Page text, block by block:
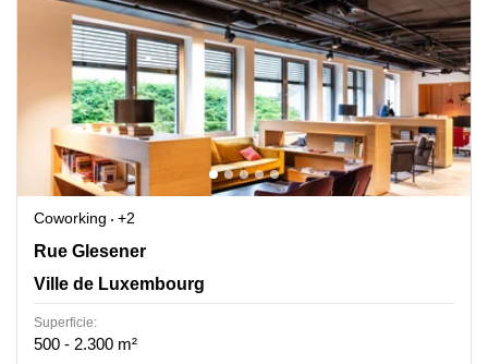
Coworking
+2
Rue Glesener 21, Ville de Luxembourg
Rue Glesener
Ville de Luxembourg
Superficie:
500 - 2.300 m²